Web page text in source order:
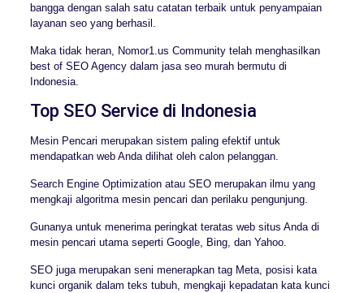
bangga dengan salah satu catatan terbaik untuk penyampaian
layanan seo yang berhasil.
Maka tidak heran, Nomor1.us Community telah menghasilkan
best of SEO Agency dalam jasa seo murah bermutu di
Indonesia.
Top SEO Service di Indonesia
Mesin Pencari merupakan sistem paling efektif untuk
mendapatkan web Anda dilihat oleh calon pelanggan.
Search Engine Optimization atau SEO merupakan ilmu yang
mengkaji algoritma mesin pencari dan perilaku pengunjung.
Gunanya untuk menerima peringkat teratas web situs Anda di
mesin pencari utama seperti Google, Bing, dan Yahoo.
SEO juga merupakan seni menerapkan tag Meta, posisi kata
kunci organik dalam teks tubuh, mengkaji kepadatan kata kunci